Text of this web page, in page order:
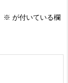
※ が付いている欄